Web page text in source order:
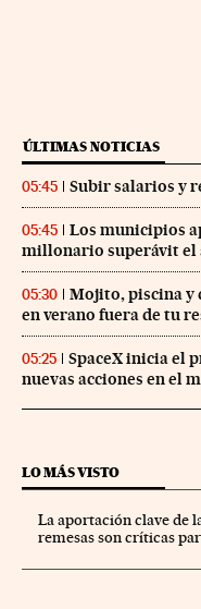
ÚLTIMAS NOTICIAS
05:45 Subir salarios y
05:45
Los municipios
millonario superávit el
05:30
Mojito, piscina y
en verano fuera de tu
05:25
SpaceX inicia el
nuevas acciones en el
LO MÁS VISTO
La aportación clave de
remesas son críticas